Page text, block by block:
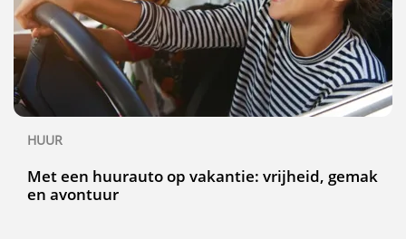
HUUR
Met een huurauto op vakantie: vrijheid, gemak
en avontuur